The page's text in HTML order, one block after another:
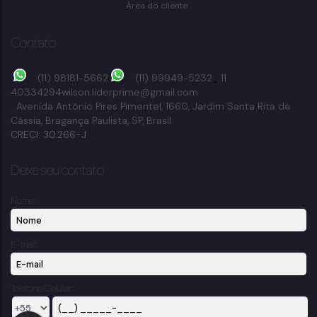
Área do cliente
Contato
(11) 98181-5662 (11) 99949-5232
11
40334294wilson.liderprime@gmail.com
Avenida Antônio Pires Pimentel, 1660, Jardim Santa Rita de
Cássia, Bragança Paulista, SP, Brasil
CRECI: 30.266-J
Deixe seu contato
Nome:
E-mail:
Telefone/Celular: